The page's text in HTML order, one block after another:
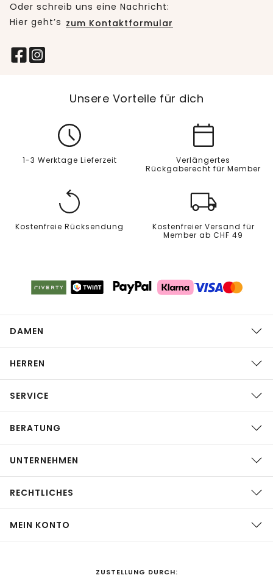
Oder schreib uns eine Nachricht:
Hier geht’s zum Kontaktformular
Unsere Vorteile für dich
1-3 Werktage Lieferzeit
Verlängertes
Rückgaberecht für Member
Kostenfreie Rücksendung
Kostenfreier Versand für
Member ab CHF 49
DAMEN
HERREN
SERVICE
BERATUNG
UNTERNEHMEN
RECHTLICHES
MEIN KONTO
ZUSTELLUNG DURCH: